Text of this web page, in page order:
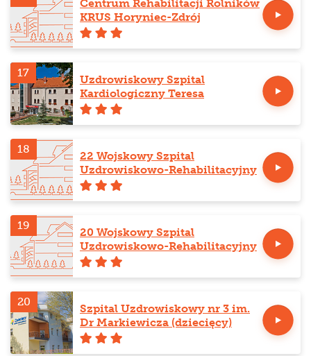
Centrum Rehabilitacji Rolników
KRUS Horyniec-Zdrój
17
Uzdrowiskowy Szpital
Kardiologiczny Teresa
18
22 Wojskowy Szpital
Uzdrowiskowo-Rehabilitacyjny
19
20 Wojskowy Szpital
Uzdrowiskowo-Rehabilitacyjny
20
Szpital Uzdrowiskowy nr 3 im.
Dr Markiewicza (dziecięcy)